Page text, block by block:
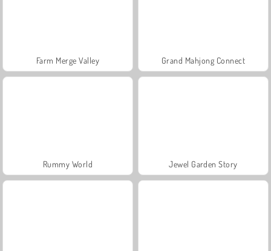
Farm Merge Valley Grand Mahjong Connect
Rummy World Jewel Garden Story